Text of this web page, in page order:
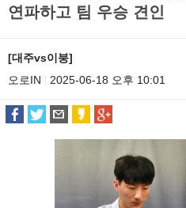
연파하고 팀 우승 견인
[대주vs이붕]
오로IN
2025-06-18 오후 10:01